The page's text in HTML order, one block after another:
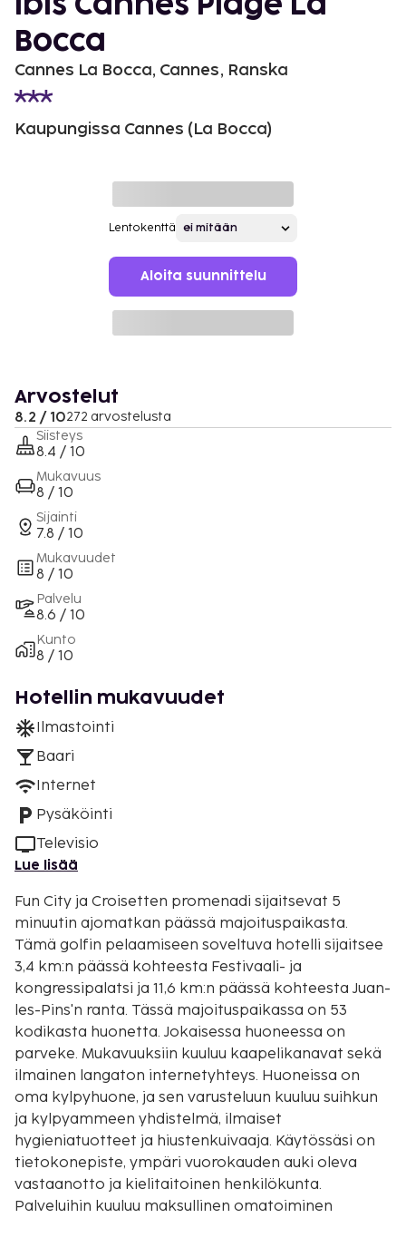
ibis Cannes Plage La
Bocca
Cannes La Bocca, Cannes, Ranska
Kaupungissa Cannes (La Bocca)
Lentokenttä
Aloita suunnittelu
Arvostelut
8.2 / 10272 arvostelusta
Siisteys
8.4 / 10
Mukavuus
8 / 10
Sijainti
7.8 / 10
Mukavuudet
8 / 10
Palvelu
8.6 / 10
Kunto
8 / 10
Hotellin mukavuudet
Ilmastointi
Baari
Internet
Pysäköinti
Televisio
Lue lisää
Fun City ja Croisetten promenadi sijaitsevat 5
minuutin ajomatkan päässä majoituspaikasta.
Tämä golfin pelaamiseen soveltuva hotelli sijaitsee
3,4 km:n päässä kohteesta Festivaali- ja
kongressipalatsi ja 11,6 km:n päässä kohteesta Juan-
les-Pins'n ranta. Tässä majoituspaikassa on 53
kodikasta huonetta. Jokaisessa huoneessa on
parveke. Mukavuuksiin kuuluu kaapelikanavat sekä
ilmainen langaton internetyhteys. Huoneissa on
oma kylpyhuone, ja sen varusteluun kuuluu suihkun
ja kylpyammeen yhdistelmä, ilmaiset
hygieniatuotteet ja hiustenkuivaaja. Käytössäsi on
tietokonepiste, ympäri vuorokauden auki oleva
vastaanotto ja kielitaitoinen henkilökunta.
Palveluihin kuuluu maksullinen omatoiminen